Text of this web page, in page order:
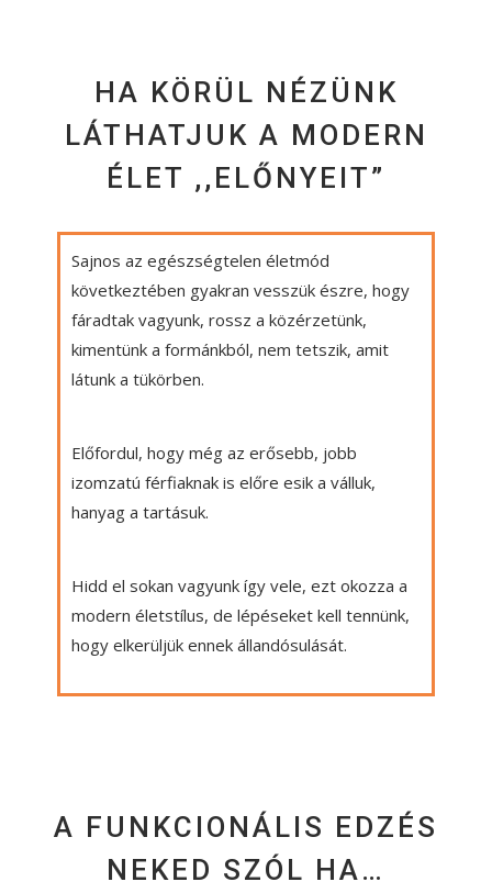
HA KÖRÜL NÉZÜNK
LÁTHATJUK A MODERN
ÉLET ,,ELŐNYEIT”
Sajnos az egészségtelen életmód
következtében gyakran vesszük észre, hogy
fáradtak vagyunk, rossz a közérzetünk,
kimentünk a formánkból, nem tetszik, amit
látunk a tükörben.
Előfordul, hogy még az erősebb, jobb
izomzatú férfiaknak is előre esik a válluk,
hanyag a tartásuk.
Hidd el sokan vagyunk így vele, ezt okozza a
modern életstílus, de lépéseket kell tennünk,
hogy elkerüljük ennek állandósulását.
A FUNKCIONÁLIS EDZÉS
NEKED SZÓL HA…